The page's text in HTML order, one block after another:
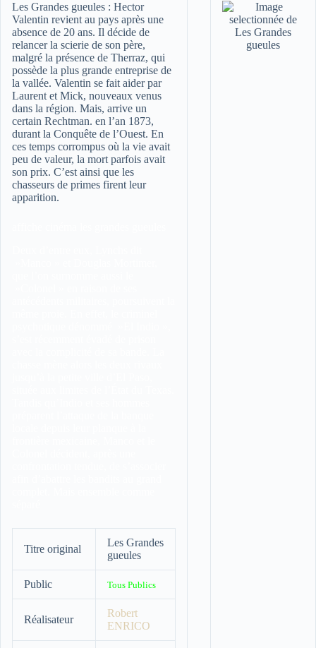
Les Grandes gueules : Hector
Valentin revient au pays après une
absence de 20 ans. Il décide de
relancer la scierie de son père,
malgré la présence de Therraz, qui
possède la plus grande entreprise de
la vallée. Valentin se fait aider par
Laurent et Mick, nouveaux venus
dans la région. Mais, arrive un
certain Rechtman. en l’an 1873,
durant la Conquête de l’Ouest. En
ces temps corrompus où la vie avait
peu de valeur, la mort parfois avait
son prix. C’est ainsi que les
chasseurs de primes firent leur
apparition.
Titre original
Les Grandes
gueules
Public Tous Publics
Réalisateur
Robert
ENRICO